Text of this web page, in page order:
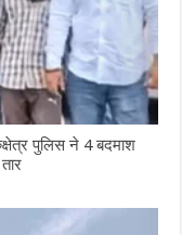
पुलिस ने 4 बदमाश